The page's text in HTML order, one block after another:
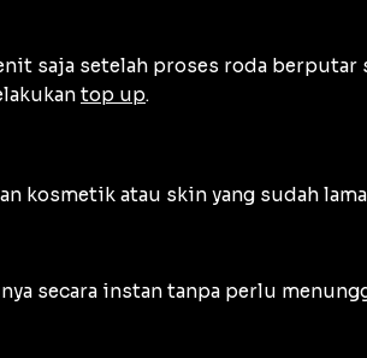
saja setelah proses roda
top up.
kosmetik atau skin yang sudah
secara instan tanpa perlu